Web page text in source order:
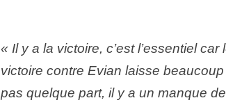
« Il y a la victoire, c’est l’essentiel
victoire contre Evian laisse beaucoup
pas quelque part, il y a un manque